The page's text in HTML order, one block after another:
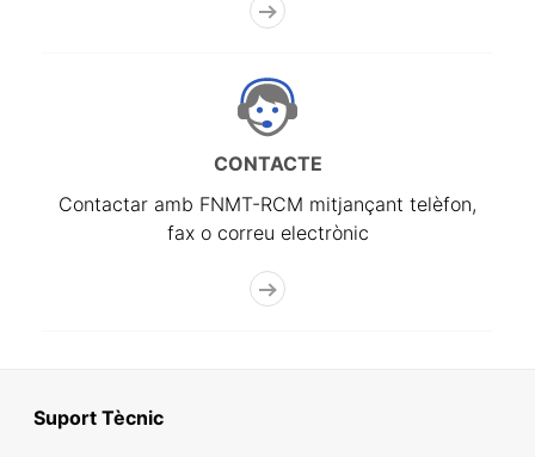
CONTACTE
Contactar amb FNMT-RCM mitjançant telèfon,
fax o correu electrònic
Suport Tècnic